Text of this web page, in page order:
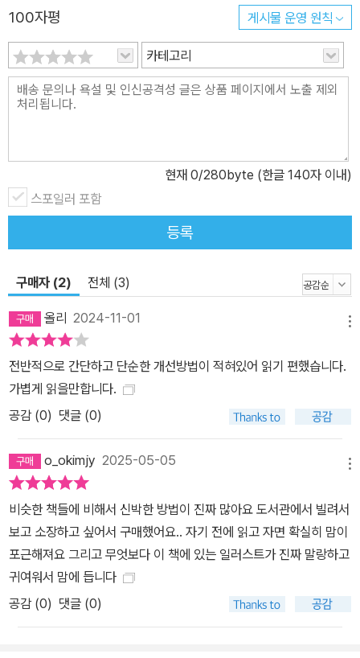
100자평 게시물 운영 원칙
카테고리
현재 0/280byte (한글 140자 이내)
스포일러 포함
등록
구매자 (2) 전체 (3)
올리 2024-11-01
전반적으로 간단하고 단순한 개선방법이 적혀있어 읽기 편했습니다.
가볍게 읽을만합니다.
공감 (0) 댓글 (0)
o_okimjy 2025-05-05
비슷한 책들에 비해서 신박한 방법이 진짜 많아요 도서관에서 빌려서
보고 소장하고 싶어서 구매했어요.. 자기 전에 읽고 자면 확실히 맘이
포근해져요 그리고 무엇보다 이 책에 있는 일러스트가 진짜 말랑하고
귀여워서 맘에 듭니다
공감 (0) 댓글 (0)